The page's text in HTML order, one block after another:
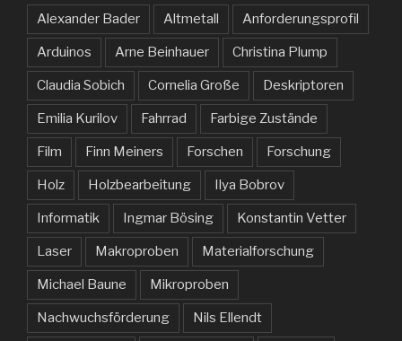
Alexander Bader Altmetall Anforderungsprofil
Arduinos Arne Beinhauer Christina Plump
Claudia Sobich Cornelia Große Deskriptoren
Emilia Kurilov Fahrrad Farbige Zustände
Film Finn Meiners Forschen Forschung
Holz Holzbearbeitung Ilya Bobrov
Informatik Ingmar Bösing Konstantin Vetter
Laser Makroproben Materialforschung
Michael Baune Mikroproben
Nachwuchsförderung Nils Ellendt